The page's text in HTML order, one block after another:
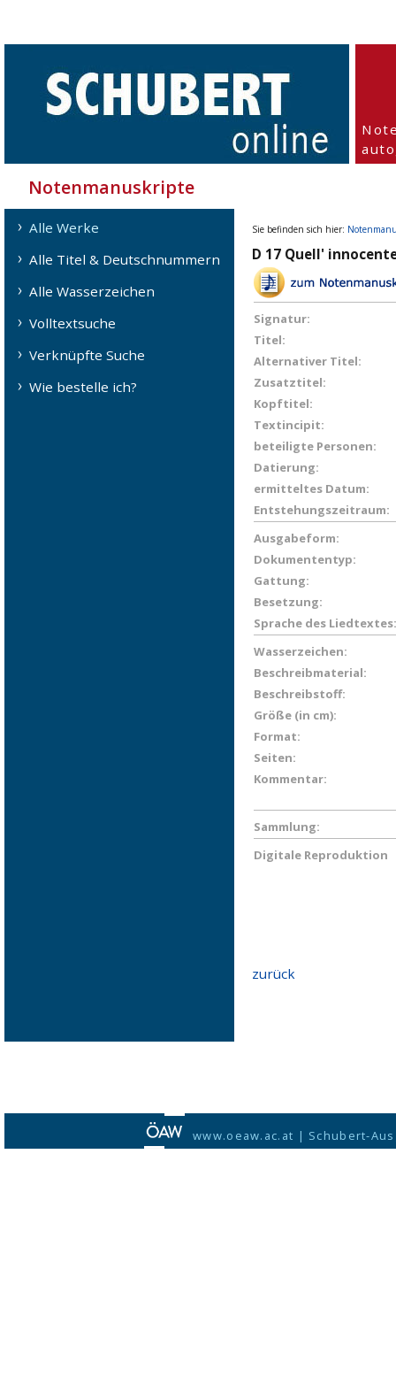
Notenmanuskripte
Alle Werke
Alle Titel & Deutschnummern
Alle Wasserzeichen
Volltextsuche
Verknüpfte Suche
Wie bestelle ich?
Sie befinden sich hier:
D 17 Quell'
Signatur:
Titel:
Alternativer Titel:
Zusatztitel:
Kopftitel:
Textincipit:
beteiligte Personen:
Datierung:
ermitteltes Datum:
Entstehungszeitraum:
Ausgabeform:
Dokumententyp:
Gattung:
Besetzung:
Sprache des Liedtextes:
Wasserzeichen:
Beschreibmaterial:
Beschreibstoff:
Größe (in cm):
Format:
Seiten:
Kommentar:
Sammlung:
Digitale Reproduktion
zurück
www.oeaw.ac.at | Schubert-